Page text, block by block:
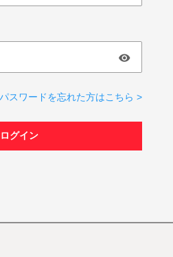
パスワードを忘れた方はこちら >
ログイン